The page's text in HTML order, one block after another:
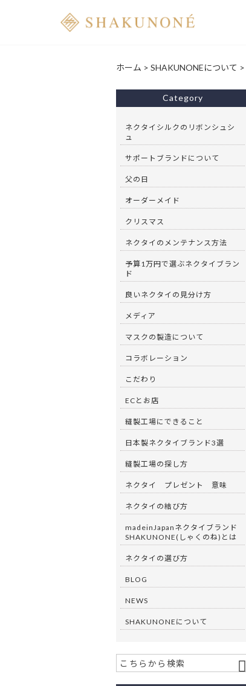
ホーム > SHAKUNONEについて >
Category
ネクタイシルクのリボンシュシ
ュ
サポートブランドについて
父の日
オーダーメイド
クリスマス
ネクタイのメンテナンス方法
予算1万円で選ぶネクタイブラン
ド
良いネクタイの見分け方
メディア
マスクの製造について
コラボレーション
こだわり
ECとお店
縫製工場にできること
日本製ネクタイブランド3選
縫製工場の探し方
ネクタイ プレゼント 意味
ネクタイの結び方
madeinJapanネクタイブランド
SHAKUNONE(しゃくのね)とは
ネクタイの選び方
BLOG
NEWS
SHAKUNONEについて